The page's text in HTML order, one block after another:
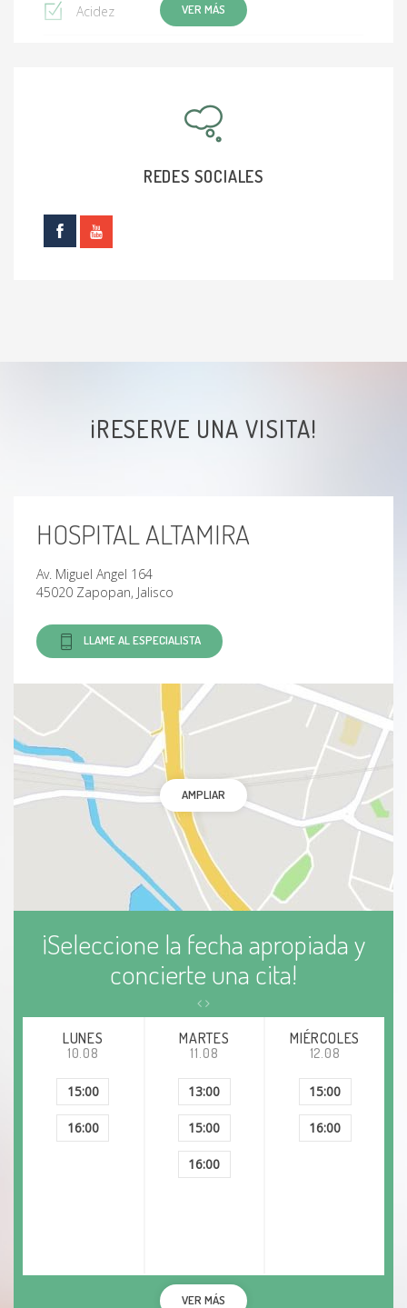
Acidez
Hernia hiatal
Diverticulitis
Colecistitis crónica
Hernia inguinal
Hernia
Úlcera duodenal
Úlcera gastroduodenal aguda
VER MÁS
REDES SOCIALES
¡RESERVE UNA VISITA!
HOSPITAL ALTAMIRA
Av. Miguel Angel 164
45020 Zapopan, Jalisco
LLAME AL ESPECIALISTA
AMPLIAR
¡Seleccione la fecha apropiada y
concierte una cita!
LUNES
10.08
15:00
16:00
MARTES
11.08
13:00
15:00
16:00
MIÉRCOLES
12.08
15:00
16:00
VER MÁS